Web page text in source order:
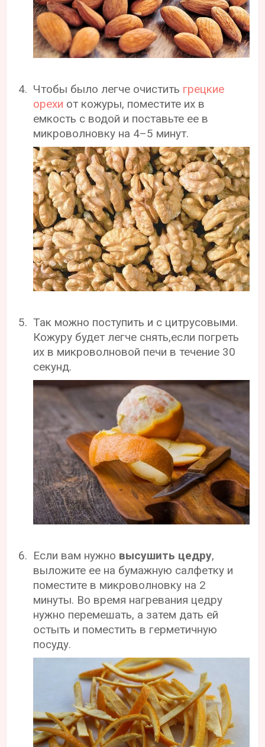
Чтобы было легче очистить грецкие
орехи от кожуры, поместите их в
емкость с водой и поставьте ее в
микроволновку на 4–5 минут.
Так можно поступить и с цитрусовыми.
Кожуру будет легче снять,если погреть
их в микроволновой печи в течение 30
секунд.
Если вам нужно высушить цедру,
выложите ее на бумажную салфетку и
поместите в микроволновку на 2
минуты. Во время нагревания цедру
нужно перемешать, а затем дать ей
остыть и поместить в герметичную
посуду.